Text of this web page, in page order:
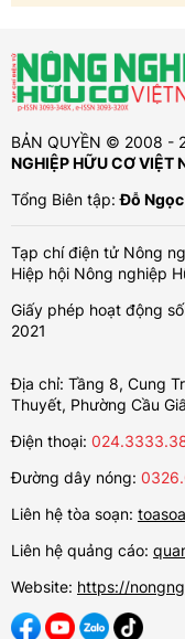
BẢN QUYỀN © 2008 -
NGHIỆP HỮU CƠ VIỆT
Tổng Biên tập:Đỗ
Tạp chí điện tử Nông
Hiệp hội Nông nghiệp
Giấy phép hoạt động
2021
Địa chỉ: Tầng 8, Cung
Thuyết, Phường Cầu
Điện thoại:
Đường dây nóng:
Liên hệ tòa soạn:
Liên hệ quảng cáo:
Website: https://